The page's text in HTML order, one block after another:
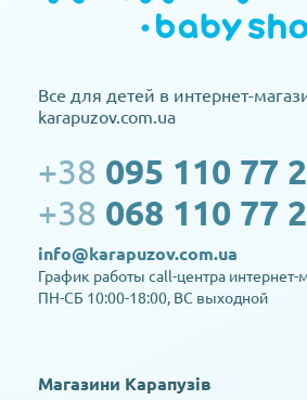
Все для детей в интернет-
karapuzov.com.ua
+38 095 110 77
+38 068 110 77
info@karapuzov.com.ua
График работы call-центра интернет-
ПН-СБ 10:00-18:00, ВС выходной
Магазини Карапузів